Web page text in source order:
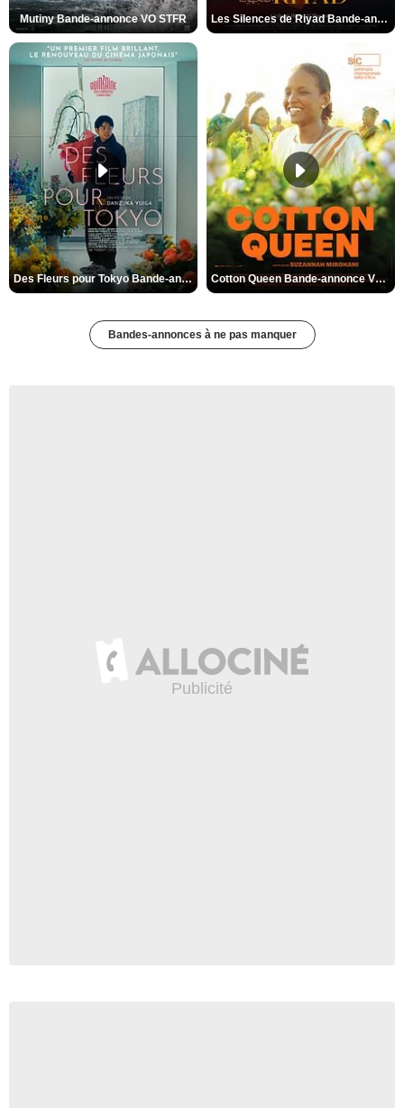
Mutiny Bande-annonce VO STFR Les Silences de Riyad Bande-annonce VO STFR
Des Fleurs pour Tokyo Bande-annonce VO STFR Cotton Queen Bande-annonce VO STFR
Bandes-annonces à ne pas manquer